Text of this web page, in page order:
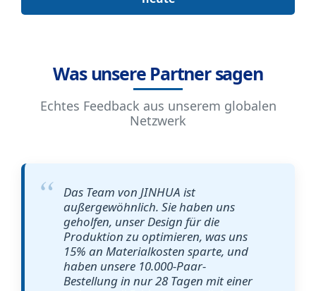
Was unsere Partner sagen
Echtes Feedback aus unserem globalen
Netzwerk
Das Team von JINHUA ist
außergewöhnlich. Sie haben uns
geholfen, unser Design für die
Produktion zu optimieren, was uns
15% an Materialkosten sparte, und
haben unsere 10.000-Paar-
Bestellung in nur 28 Tagen mit einer